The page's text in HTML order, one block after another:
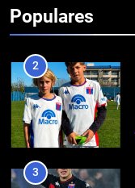
Populares
2
3